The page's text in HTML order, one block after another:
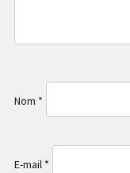
Nom *
E-mail *